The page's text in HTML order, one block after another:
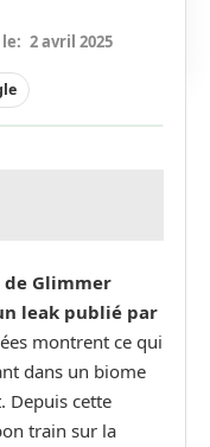
2 avril 2025
Glimmer
leak publié par
montrent ce qui
dans un biome
Depuis cette
train sur la